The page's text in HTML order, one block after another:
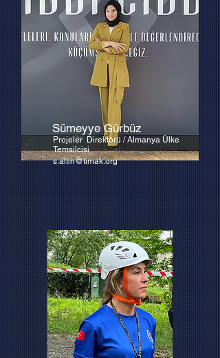
Sümeyye Gürbüz
Projeler Direktörü / Almanya Ülke
Temsilcisi
s.altin@timak.org